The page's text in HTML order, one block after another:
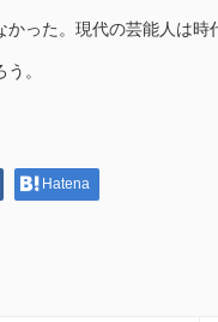
かった。現代の芸能人は
。
Hatena